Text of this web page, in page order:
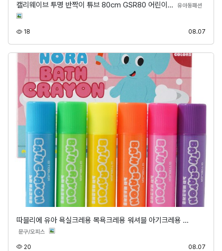
캘리웨이브 투명 반짝이 튜브 80cm GSR80 어린이… 유아동패션
18 08.07
따블리에 유아 욕실크레용 목욕크레용 워셔블 아기크레용 …
문구/오피스 분류
20 08.07